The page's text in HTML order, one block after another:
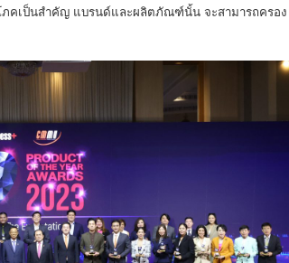
ภคเป็นสำคัญ แบรนด์และผลิตภัณฑ์นั้น จะสามารถครอง